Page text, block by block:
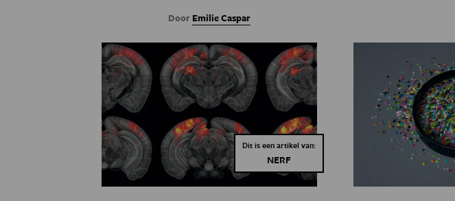
Door Emilie Caspar
Dit is een artikel van:
NERF